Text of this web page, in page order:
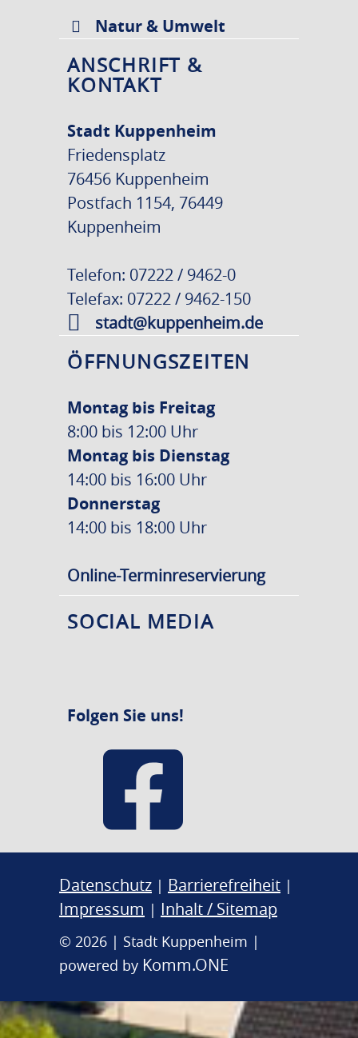
Natur & Umwelt
ANSCHRIFT &
KONTAKT
Stadt Kuppenheim
Friedensplatz
76456 Kuppenheim
Postfach 1154, 76449
Kuppenheim
Telefon: 07222 / 9462-0
Telefax: 07222 / 9462-150
stadt@kuppenheim.de
ÖFFNUNGSZEITEN
Montag bis Freitag
8:00 bis 12:00 Uhr
Montag bis Dienstag
14:00 bis 16:00 Uhr
Donnerstag
14:00 bis 18:00 Uhr
Online-Terminreservierung
SOCIAL MEDIA
Folgen Sie uns!
Datenschutz | Barrierefreiheit |
Impressum | Inhalt / Sitemap
© 2026 | Stadt Kuppenheim |
powered by Komm.ONE